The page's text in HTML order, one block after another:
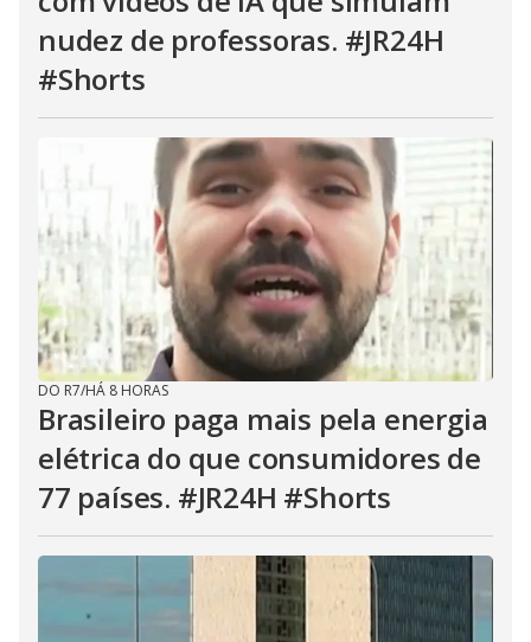
nudez de professoras. #JR24H
#Shorts
DO R7/HÁ 8 HORAS
Brasileiro paga mais pela energia
elétrica do que consumidores de
77 países. #JR24H #Shorts